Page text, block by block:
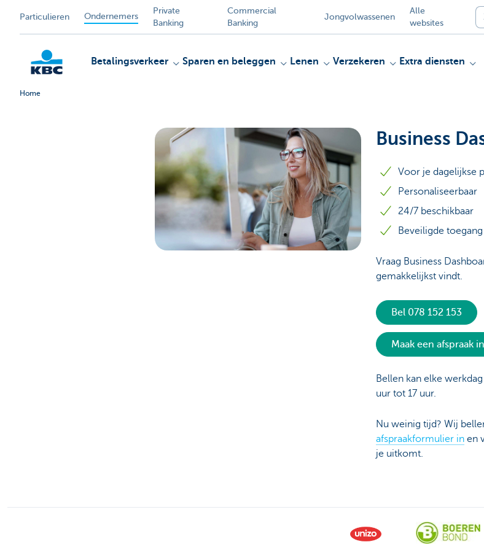
Particulieren Ondernemers
Private
Banking
Commercial
Banking
Jongvolwassenen
Alle
websites
Betalingsverkeer Sparen en beleggen Lenen Verzekeren Extra diensten
Home
Business
Voor je dagelijkse
Personaliseerbaar
24/7 beschikbaar
Beveiligde
Vraag Business
gemakkelijkst vindt.
Bel 078 152 153
Maak een afspraak
Bellen kan elke
uur tot 17 uur.
Nu weinig tijd? Wij
afspraakformulier in en
je uitkomt.